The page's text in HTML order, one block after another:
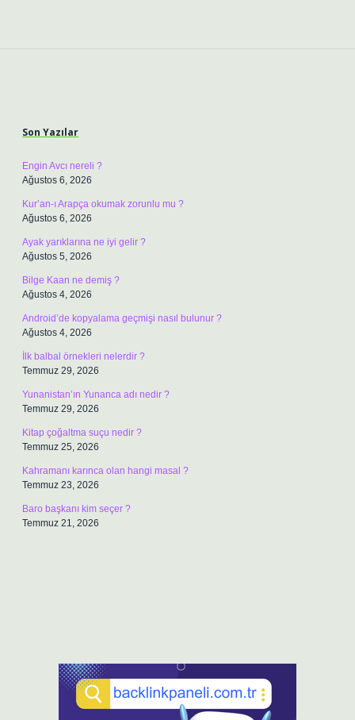
Son Yazılar
Engin Avcı nereli ?
Ağustos 6, 2026
Kur’an-ı Arapça okumak zorunlu mu ?
Ağustos 6, 2026
Ayak yarıklarına ne iyi gelir ?
Ağustos 5, 2026
Bilge Kaan ne demiş ?
Ağustos 4, 2026
Android’de kopyalama geçmişi nasıl bulunur ?
Ağustos 4, 2026
İlk balbal örnekleri nelerdir ?
Temmuz 29, 2026
Yunanistan’ın Yunanca adı nedir ?
Temmuz 29, 2026
Kitap çoğaltma suçu nedir ?
Temmuz 25, 2026
Kahramanı karınca olan hangi masal ?
Temmuz 23, 2026
Baro başkanı kim seçer ?
Temmuz 21, 2026